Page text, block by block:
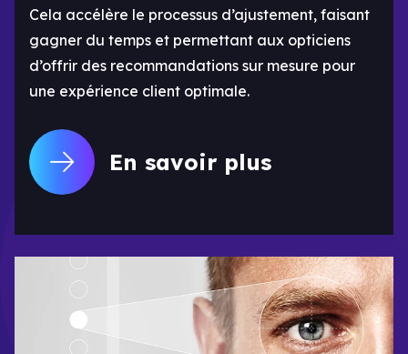
Cela accélère le processus d’ajustement, faisant
gagner du temps et permettant aux opticiens
d’offrir des recommandations sur mesure pour
une expérience client optimale.
En savoir plus